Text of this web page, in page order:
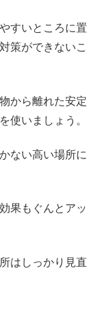
すいところに置
策ができないこ
から離れた安定
使いましょう。
ない高い場所に
果もぐんとアッ
はしっかり見直